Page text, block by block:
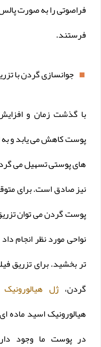
فراصوتی را به صورت
فرستند.
جوانسازی گردن با
با گذشت زمان و
پوست کاهش می یابد و
های پوستی تسهیل می
نیز صادق است. برای
پوست گردن می توان
نواحی مورد نظر انجام
تر بخشید. برای تزریق
گردن،ژل
هیالورونیک اسید
در پوست ما وجود